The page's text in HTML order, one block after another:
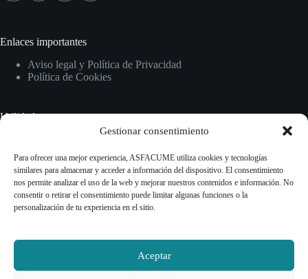
Gestionar consentimiento
Para ofrecer una mejor experiencia, ASFACUME utiliza cookies y tecnologías
similares para almacenar y acceder a información del dispositivo. El consentimiento
nos permite analizar el uso de la web y mejorar nuestros contenidos e información. No
consentir o retirar el consentimiento puede limitar algunas funciones o la
personalización de tu experiencia en el sitio.
Aceptar
Enlaces importantes
Aviso legal y Política de Privacidad
Política de Cookies
Utilidades
Normativas
Guías y recursos
Información sobre CUME
Contacto